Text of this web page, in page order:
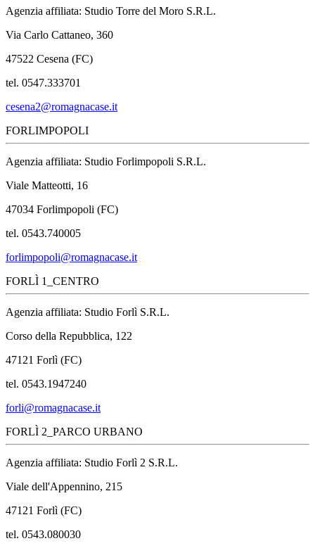
Agenzia affiliata: Studio Torre del Moro S.R.L.
Via Carlo Cattaneo, 360
47522 Cesena (FC)
tel. 0547.333701
cesena2@romagnacase.it
FORLIMPOPOLI
Agenzia affiliata: Studio Forlimpopoli S.R.L.
Viale Matteotti, 16
47034 Forlimpopoli (FC)
tel. 0543.740005
forlimpopoli@romagnacase.it
FORLÌ 1_CENTRO
Agenzia affiliata: Studio Forlì S.R.L.
Corso della Repubblica, 122
47121 Forlì (FC)
tel. 0543.1947240
forli@romagnacase.it
FORLÌ 2_PARCO URBANO
Agenzia affiliata: Studio Forlì 2 S.R.L.
Viale dell'Appennino, 215
47121 Forlì (FC)
tel. 0543.080030